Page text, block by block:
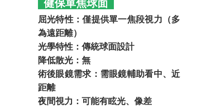
健保單焦球面
屈光特性：僅提供單一焦段視力（多
為遠距離）
光學特性：傳統球面設計
降低散光：無
術後眼鏡需求：需眼鏡輔助看中、近
距離
夜間視力：可能有眩光、像差